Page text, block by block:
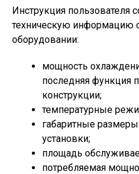
Инструкция пользователя
техническую информацию
оборудовании:
мощность
последняя функция
конструкции;
температурные
габаритные
установки;
площадь
потребляемая